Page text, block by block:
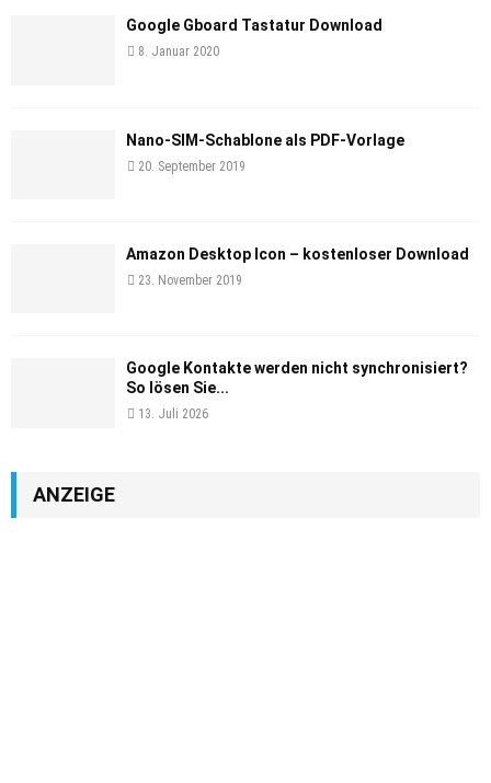
Google Gboard Tastatur Download
8. Januar 2020
Nano-SIM-Schablone als PDF-Vorlage
20. September 2019
Amazon Desktop Icon – kostenloser Download
23. November 2019
Google Kontakte werden nicht synchronisiert?
So lösen Sie...
13. Juli 2026
ANZEIGE